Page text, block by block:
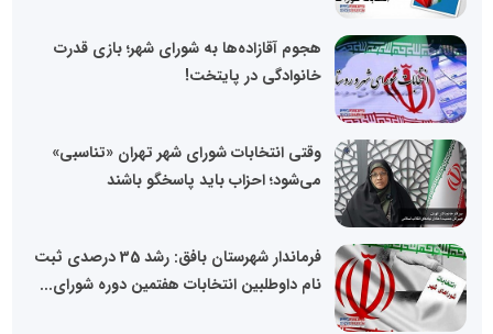
هجوم آقازاده‌ها به شورای شهر؛ بازی قدرت
خانوادگی در پایتخت!
وقتی انتخابات شورای شهر تهران «تناسبی»
می‌شود؛ احزاب باید پاسخگو باشند
فرماندار شهرستان بافق: رشد 35 درصدی ثبت
نام داوطلبین انتخابات هفتمین دوره شورای...